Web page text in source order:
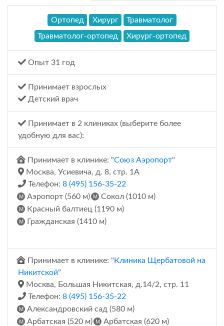
Ортопед Хирург
Травматолог
Травматолог-ортопед
Хирург-ортопед
Опыт 31 год
Принимает взрослых
Детский врач
Принимает в 2 клиниках (выберите более
удобную для вас):
Принимает в клинике: "Союз Аэропорт"
Москва, Усиевича, д. 8, стр. 1А
Телефон: 8 (495) 156-35-22
Аэропорт (560 м)
Сокол (1010 м)
Красный балтиец (1190 м)
Гражданская (1410 м)
Принимает в клинике: " Клиника Щербатовой на
Никитской"
Москва, Большая Никитская, д.14/2, стр. 11
Телефон: 8 (495) 156-35-22
Александровский сад (580 м)
Арбатская (520 м)
Арбатская (620 м)